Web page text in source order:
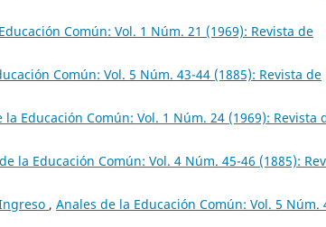
Común: Vol. 1 Núm. 21 (1969): Revista de
Común: Vol. 5 Núm. 43-44 (1885): Revista de
la Educación Común: Vol. 1 Núm. 24 (1969): Revista
la Educación Común: Vol. 4 Núm. 45-46 (1885):
, Anales de la Educación Común: Vol. 5 Núm.